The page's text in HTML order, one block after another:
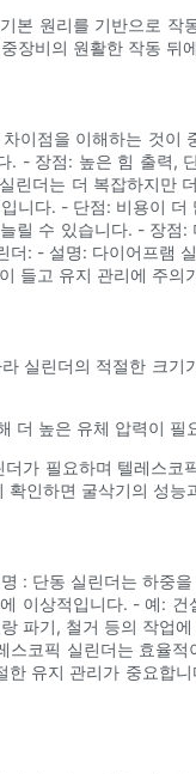
원리를 기반으로
장비의 원활한 작동 뒤
이점을 이해하는 것
- 장점: 높은 힘 출력,
더는 더 복잡하지만
니다. - 단점: 비용이
릴 수 있습니다. - 장
: - 설명: 다이어프램
들고 유지 관리에 주의
실린더의 적절한 크
더 높은 유체 압력이 필
가 필요하며 텔레스
인하면 굴삭기의 성능
: 단동 실린더는 하중
이상적입니다. - 예:
파기, 철거 등의 작업
코픽 실린더는 효율
유지 관리가 중요합